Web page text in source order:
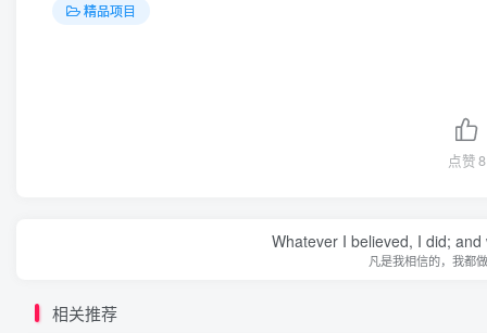
精品项目
点赞8
Whatever I believed, I did;
凡是我相信的，我都
相关推荐